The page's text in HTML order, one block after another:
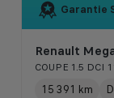
Garantie
Renault
COUPE 1.5 DCI
15 391 km